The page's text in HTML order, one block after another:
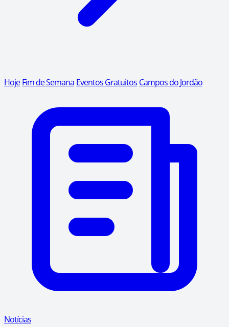
Hoje Fim de Semana Eventos Gratuitos Campos do Jordão
Notícias